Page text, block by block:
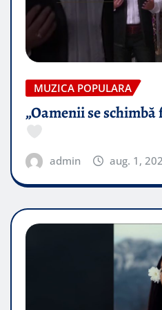
MUZICA POPULARA
„Oamenii se
admin aug. 1,